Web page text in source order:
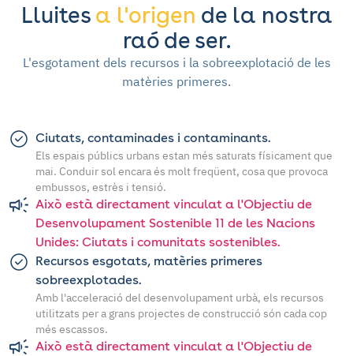
Lluites a l'origen de la nostra
raó de ser.
L'esgotament dels recursos i la sobreexplotació de les
matèries primeres.
Ciutats, contaminades i contaminants.
Els espais públics urbans estan més saturats físicament que
mai. Conduir sol encara és molt freqüent, cosa que provoca
embussos, estrès i tensió.
Això està directament vinculat a l'Objectiu de
Desenvolupament Sostenible 11 de les Nacions
Unides: Ciutats i comunitats sostenibles.
Recursos esgotats, matèries primeres
sobreexplotades.
Amb l'acceleració del desenvolupament urbà, els recursos
utilitzats per a grans projectes de construcció són cada cop
més escassos.
Això està directament vinculat a l'Objectiu de